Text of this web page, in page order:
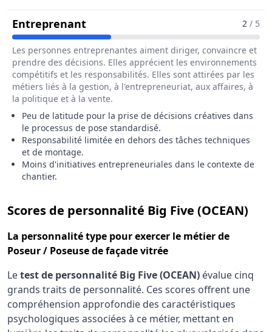
EntreprenantPour Le Métier De Poseur / 2 / 5
Les personnes entreprenantes aiment diriger, convaincre et
prendre des décisions. Elles apprécient les environnements
compétitifs et les responsabilités. Elles sont attirées par les
métiers liés à la gestion, à l'entrepreneuriat, aux affaires, à
la politique et à la vente.
Peu de latitude pour la prise de décisions créatives dans
le processus de pose standardisé.
Responsabilité limitée en dehors des tâches techniques
et de montage.
Moins d'initiatives entrepreneuriales dans le contexte de
chantier.
Scores de personnalité Big Five (OCEAN)
La personnalité type pour exercer le métier de
Poseur / Poseuse de façade vitrée
Letest de personnalité Big Five (OCEAN) évalue cinq
grands traits de personnalité. Ces scores offrent une
compréhension approfondie des caractéristiques
psychologiques associées à ce métier, mettant en